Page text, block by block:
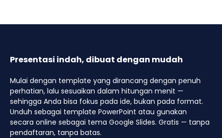
Presentasi indah, dibuat dengan mudah
Mulai dengan template yang dirancang dengan penuh
perhatian, lalu sesuaikan dalam hitungan menit —
sehingga Anda bisa fokus pada ide, bukan pada format.
Unduh sebagai template PowerPoint atau gunakan
secara online sebagai tema Google Slides. Gratis — tanpa
pendaftaran, tanpa batas.